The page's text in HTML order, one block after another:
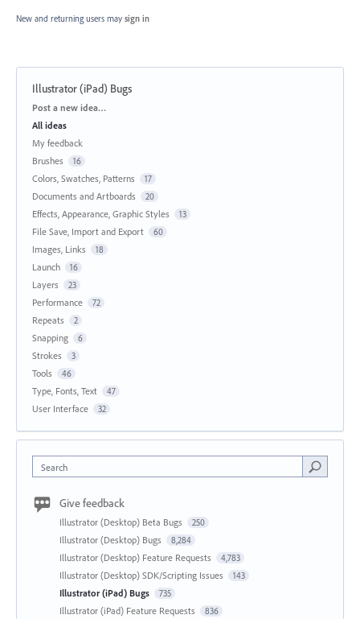
New and returning users may sign in
Illustrator (iPad) Bugs
Categories
Post a new idea…
All ideas
My feedback
Brushes
16
Colors, Swatches, Patterns 17
Documents and Artboards 20
Effects, Appearance, Graphic Styles 13
File Save, Import and Export 60
Images, Links 18
Launch 16
Layers 23
Performance 72
Repeats 2
Snapping 6
Strokes 3
Tools 46
Type, Fonts, Text 47
User Interface 32
Search
Give feedback
Illustrator (Desktop) Beta Bugs 250
Illustrator (Desktop) Bugs 8,284
Illustrator (Desktop) Feature Requests 4,783
Illustrator (Desktop) SDK/Scripting Issues 143
Illustrator (iPad) Bugs 735
Illustrator (iPad) Feature Requests 836